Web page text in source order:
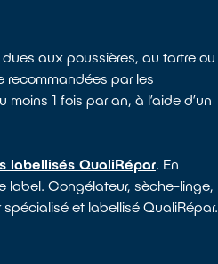
aux poussières, au tartre ou
par les
1 fois par an, à l’aide d’un
labellisés QualiRépar. En
label. Congélateur, sèche-linge,
et labellisé QualiRépar.